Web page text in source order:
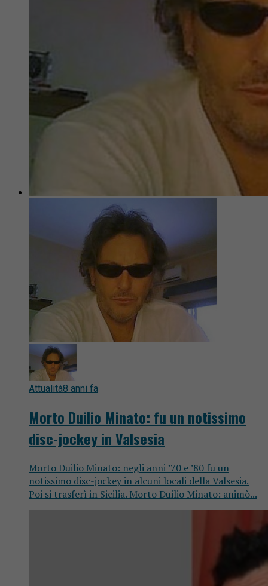
Attualità8 anni fa
Morto Duilio Minato: fu un notissimo
disc-jockey in Valsesia
Morto Duilio Minato: negli anni ’70 e ’80 fu un
notissimo disc-jockey in alcuni locali della Valsesia.
Poi si trasferì in Sicilia. Morto Duilio Minato: animò...